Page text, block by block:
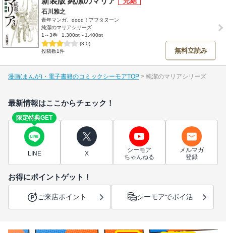
石川雅之
青年マンガ、good！アフタヌーン
純潔のマリアシリーズ
1～3巻
1,300pt～1,400pt
(3.0)
投稿数1件
無料立読み
漫画(まんが)・電子書籍のコミックシーモアTOP 純潔のマリアシリーズ
最新情報はここからチェック！
限定特典GET
LINE X
シーモア
ちゃんねる
メルマガ
登録
お得にポイントゲット！
ご来店ポイント シーモアでポイ活